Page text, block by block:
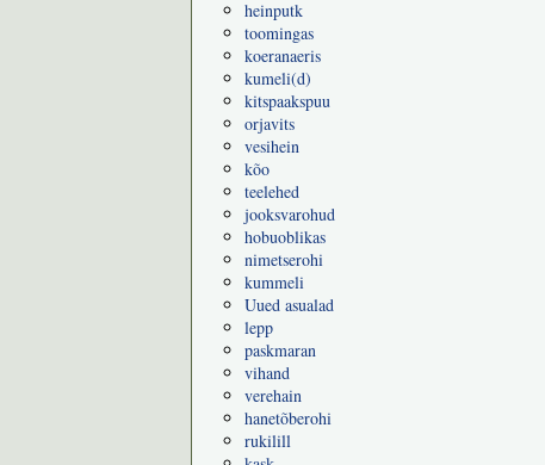
heinputk
toomingas
koeranaeris
kumeli(d)
kitspaakspuu
orjavits
vesihein
kõo
teelehed
jooksvarohud
hobuoblikas
nimetserohi
kummeli
Uued asualad
lepp
paskmaran
vihand
verehain
hanetõberohi
rukilill